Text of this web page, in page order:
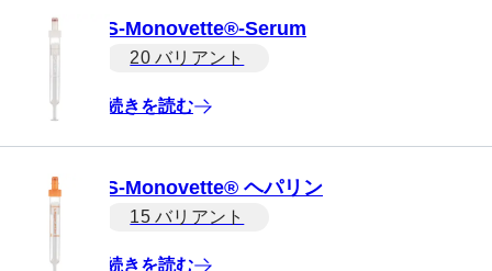
S-Monovette®-Serum
20 バリアント
続きを読む
S-Monovette® ヘパリン
15 バリアント
続きを読む